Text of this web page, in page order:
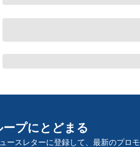
ープにとどまる
ースレターに登録して、最新のプロモ